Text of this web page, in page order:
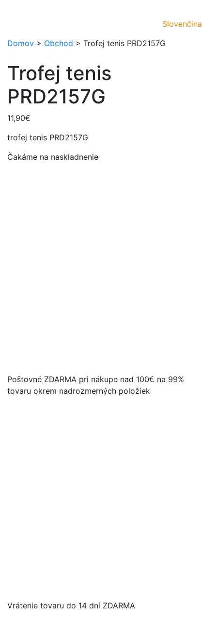
Slovenčina
Domov > Obchod > Trofej tenis PRD2157G
Trofej tenis
PRD2157G
11,90€
trofej tenis PRD2157G
Čakáme na naskladnenie
Poštovné ZDARMA pri nákupe nad 100€ na 99%
tovaru okrem nadrozmerných položiek
Vrátenie tovaru do 14 dní ZDARMA